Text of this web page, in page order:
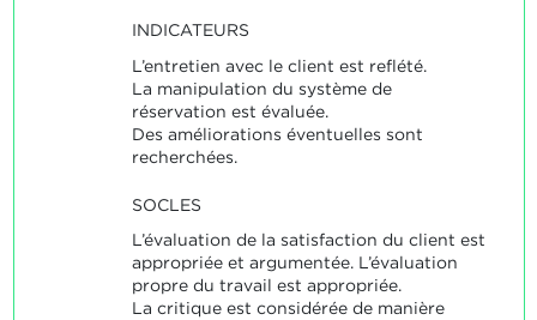
INDICATEURS
L’entretien avec le client est reflété.
La manipulation du système de
réservation est évaluée.
Des améliorations éventuelles sont
recherchées.
SOCLES
L’évaluation de la satisfaction du client est
appropriée et argumentée. L’évaluation
propre du travail est appropriée.
La critique est considérée de manière